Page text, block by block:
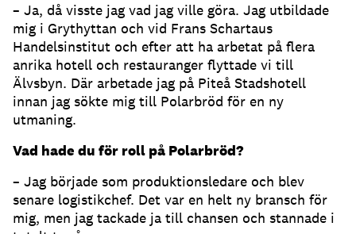
– Ja, då visste jag vad jag ville göra. Jag utbildade
mig i Grythyttan och vid Frans Schartaus
Handelsinstitut och efter att ha arbetat på flera
anrika hotell och restauranger flyttade vi till
Älvsbyn. Där arbetade jag på Piteå Stadshotell
innan jag sökte mig till Polarbröd för en ny
utmaning.
Vad hade du för roll på Polarbröd?
– Jag började som produktionsledare och blev
senare logistikchef. Det var en helt ny bransch för
mig, men jag tackade ja till chansen och stannade i